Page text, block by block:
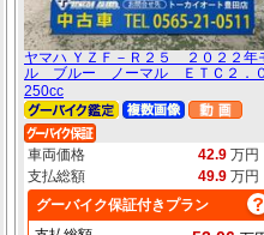
ヤマハ ＹＺＦ－Ｒ２５ ２０２２年
ル ブルー ノーマル ＥＴＣ２．
250cc
車両価格 42.9 万円
支払総額
49.9 万円
グーバイク保証付きプラン